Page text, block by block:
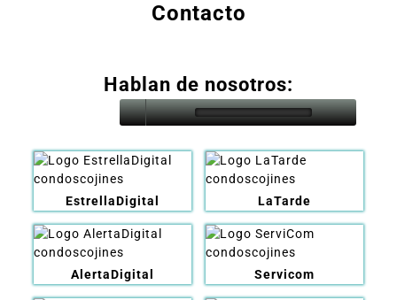
Contacto
Hablan de nosotros:
EstrellaDigital LaTarde
AlertaDigital Servicom